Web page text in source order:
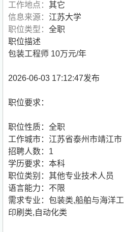
工作地点： 其它
信息来源： 江苏大学
职位类型： 全职
职位描述
包装工程师 10万元/年
2026-06-03 17:12:47发布
职位要求：
职位性质：全职
工作城市：江苏省泰州市靖江市
招聘人数：1
学历要求：本科
职位类别：其他专业技术人员
语言能力：不限
需求专业：包装类,船舶与海洋
印刷类,自动化类